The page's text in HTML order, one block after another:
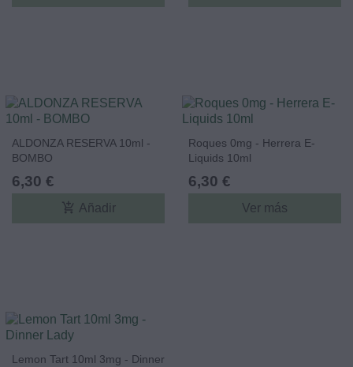
ALDONZA RESERVA 10ml -
BOMBO
6,30 €
add_shopping_cart Añadir
Roques 0mg - Herrera E-
Liquids 10ml
6,30 €
Ver más
Lemon Tart 10ml 3mg - Dinner